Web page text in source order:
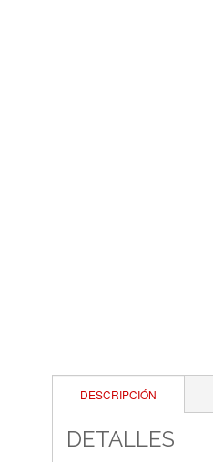
DESCRIPCIÓN
DETALLES